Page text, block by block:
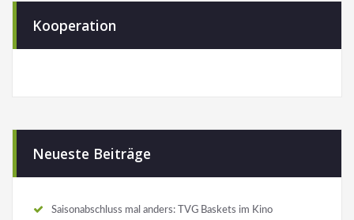
Kooperation
Neueste Beiträge
Saisonabschluss mal anders: TVG Baskets im Kino